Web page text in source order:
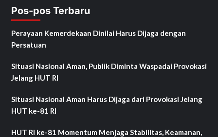
Pos-pos Terbaru
Perayaan Kemerdekaan Dinilai Harus Dijaga dengan
Persatuan
Situasi Nasional Aman, Publik Diminta Waspadai Provokasi
Jelang HUT RI
Situasi Nasional Aman Harus Dijaga dari Provokasi Jelang
HUT ke-81 RI
HUT RI ke-81 Momentum Menjaga Stabilitas, Keamanan,